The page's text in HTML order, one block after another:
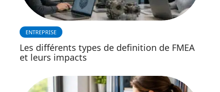
ENTREPRISE
Les différents types de definition de FMEA
et leurs impacts